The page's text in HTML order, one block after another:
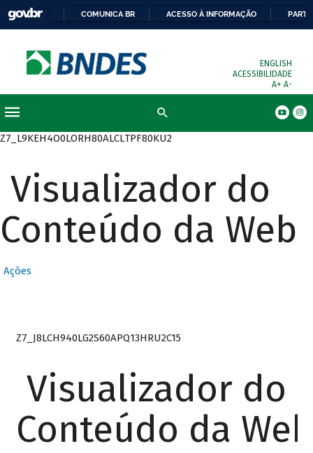
COMUNICA BR ACESSO À INFORMAÇÃO
ENGLISH
ACESSIBILIDADE
A+ A-
Z7_L9KEH4O0LORH80ALCLTPF80KU2
Visualizador do
Conteúdo da Web
Ações
Z7_J8LCH940LG2S60APQ13HRU2C15
Visualizador do
Conteúdo da Web